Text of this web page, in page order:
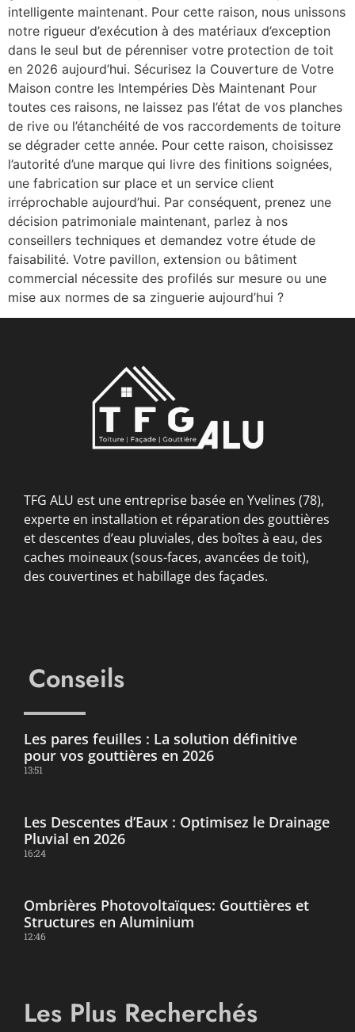
intelligente maintenant. Pour cette raison, nous unissons
notre rigueur d’exécution à des matériaux d’exception
dans le seul but de pérenniser votre protection de toit
en 2026 aujourd’hui. Sécurisez la Couverture de Votre
Maison contre les Intempéries Dès Maintenant Pour
toutes ces raisons, ne laissez pas l’état de vos planches
de rive ou l’étanchéité de vos raccordements de toiture
se dégrader cette année. Pour cette raison, choisissez
l’autorité d’une marque qui livre des finitions soignées,
une fabrication sur place et un service client
irréprochable aujourd’hui. Par conséquent, prenez une
décision patrimoniale maintenant, parlez à nos
conseillers techniques et demandez votre étude de
faisabilité. Votre pavillon, extension ou bâtiment
commercial nécessite des profilés sur mesure ou une
mise aux normes de sa zinguerie aujourd’hui ?
TFG ALU est une entreprise basée en Yvelines (78),
experte en installation et réparation des gouttières
et descentes d’eau pluviales, des boîtes à eau, des
caches moineaux (sous-faces, avancées de toit),
des couvertines et habillage des façades.
Conseils
Les pares feuilles : La solution définitive
pour vos gouttières en 2026
13:51
Les Descentes d’Eaux : Optimisez le Drainage
Pluvial en 2026
16:24
Ombrières Photovoltaïques: Gouttières et
Structures en Aluminium
12:46
Les Plus Recherchés